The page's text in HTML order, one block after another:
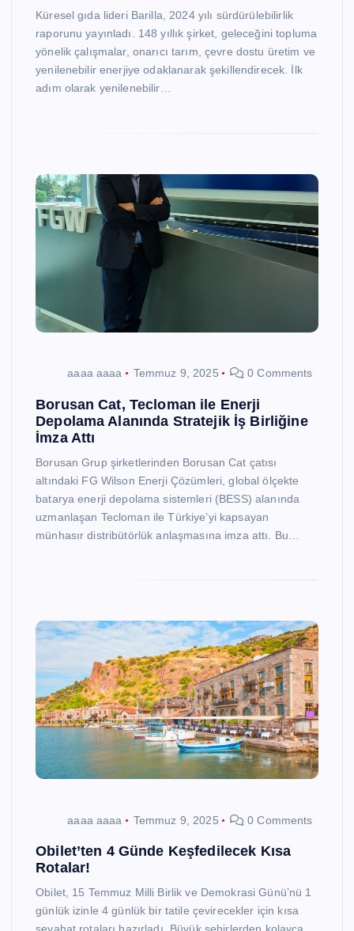
Küresel gıda lideri Barilla, 2024 yılı sürdürülebilirlik
raporunu yayınladı. 148 yıllık şirket, geleceğini topluma
yönelik çalışmalar, onarıcı tarım, çevre dostu üretim ve
yenilenebilir enerjiye odaklanarak şekillendirecek. İlk
adım olarak yenilenebilir…
aaaa aaaa Temmuz 9, 2025 0 Comments
Borusan Cat, Tecloman ile Enerji
Depolama Alanında Stratejik İş Birliğine
İmza Attı
Borusan Grup şirketlerinden Borusan Cat çatısı
altındaki FG Wilson Enerji Çözümleri, global ölçekte
batarya enerji depolama sistemleri (BESS) alanında
uzmanlaşan Tecloman ile Türkiye’yi kapsayan
münhasır distribütörlük anlaşmasına imza attı. Bu…
aaaa aaaa Temmuz 9, 2025 0 Comments
Obilet’ten 4 Günde Keşfedilecek Kısa
Rotalar!
Obilet, 15 Temmuz Milli Birlik ve Demokrasi Günü’nü 1
günlük izinle 4 günlük bir tatile çevirecekler için kısa